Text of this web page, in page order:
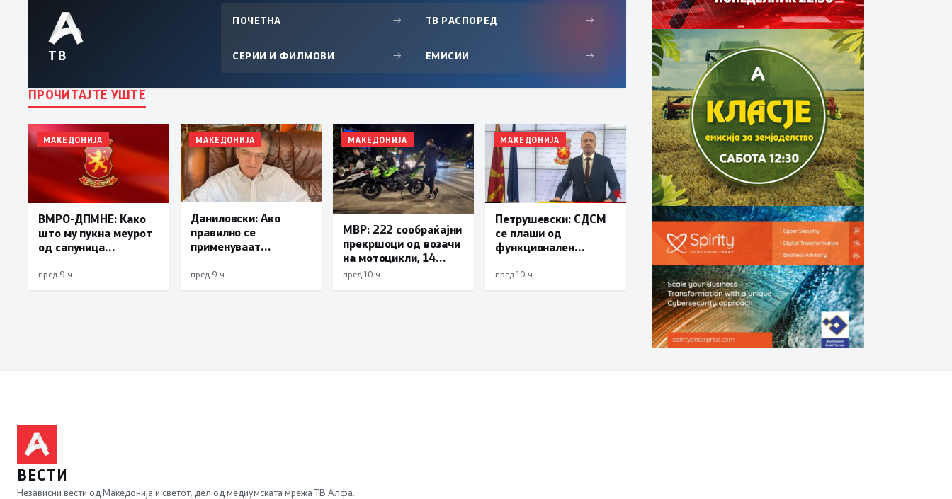
ТВ
ПОЧЕТНА → ТВ РАСПОРЕД →
СЕРИИ И ФИЛМОВИ → ЕМИСИИ →
ПРОЧИТАЈТЕ УШТЕ
МАКЕДОНИЈА
ВМРО-ДПМНЕ: Како
што му пукна меурот
од сапуница
така на талогот на
пред 9 ч.
МАКЕДОНИЈА
Даниловски: Ако
правилно се
применуваат
може да се
пред 9 ч.
МАКЕДОНИЈА
МВР: 222 сообраќајни
прекршоци од возачи
на мотоцикли, 14
лишени поради
пред 10 ч.
МАКЕДОНИЈА
Петрушевски: СДСМ
се плаши од
функционален
град“ е доказ дека
пред 10 ч.
ВЕСТИ
Независни вести од Македонија и светот, дел од медиумската мрежа ТВ Алфа.